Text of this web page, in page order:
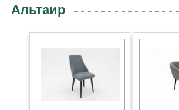
Альтаир